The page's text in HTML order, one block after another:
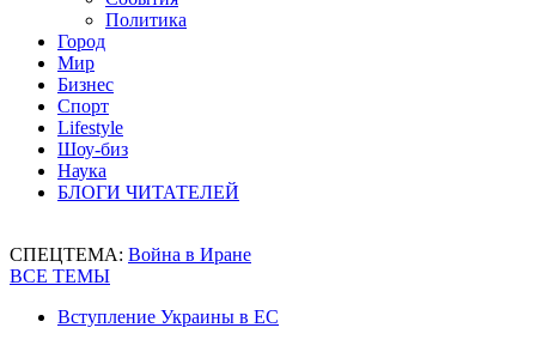
Политика
Город
Мир
Бизнес
Спорт
Lifestyle
Шоу-биз
Наука
БЛОГИ ЧИТАТЕЛЕЙ
СПЕЦТЕМА: Война в Иране
ВСЕ ТЕМЫ
Вступление Украины в ЕС